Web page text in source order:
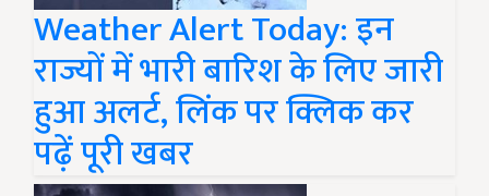
Weather Alert Today: इन
राज्यों में भारी बारिश के लिए जारी
हुआ अलर्ट, लिंक पर क्लिक कर
पढ़ें पूरी खबर